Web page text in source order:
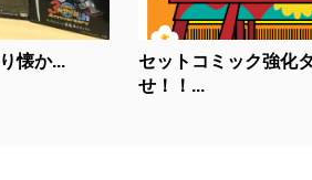
懐か...
セットコミック強化
せ！！...